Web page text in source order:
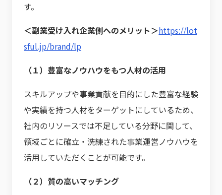
す。
＜副業受け入れ企業側へのメリット＞https://lot
sful.jp/brand/lp
（１）豊富なノウハウをもつ人材の活用
スキルアップや事業貢献を目的にした豊富な経験
や実績を持つ人材をターゲットにしているため、
社内のリソースでは不足している分野に関して、
領域ごとに確立・洗練された事業運営ノウハウを
活用していただくことが可能です。
（２）質の高いマッチング